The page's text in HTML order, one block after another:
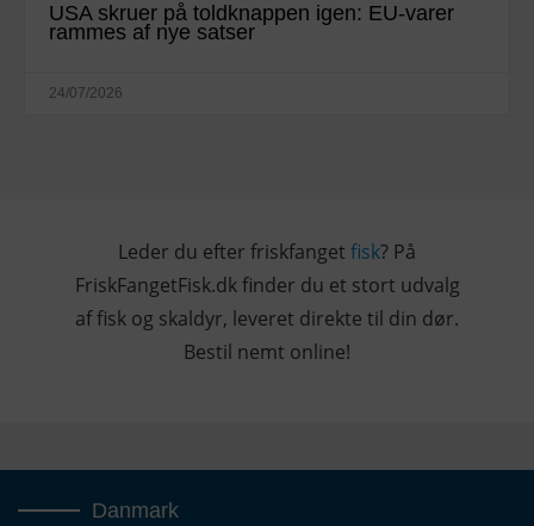
USA skruer på toldknappen igen: EU-varer
rammes af nye satser
24/07/2026
Leder du efter friskfanget fisk? På
FriskFangetFisk.dk finder du et stort udvalg
af fisk og skaldyr, leveret direkte til din dør.
Bestil nemt online!
Danmark